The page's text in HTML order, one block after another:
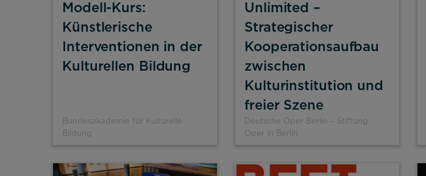
Modell-Kurs:
Künstlerische
Interventionen in der
Kulturellen Bildung
Bundesakademie für Kulturelle
Bildung
Unlimited –
Strategischer
Kooperationsaufbau
zwischen
Kulturinstitution und
freier Szene
Deutsche Oper Berlin – Stiftung
Oper in Berlin